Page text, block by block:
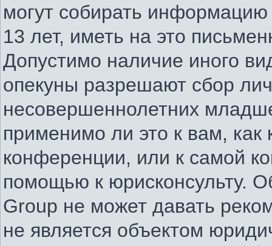
могут собирать
13 лет, иметь на это
Допустимо наличие иного
опекуны разрешают сбор
несовершеннолетних
применимо ли это к вам,
конференции, или к самой
помощью к юрисконсульту.
Group не может давать
не является объектом